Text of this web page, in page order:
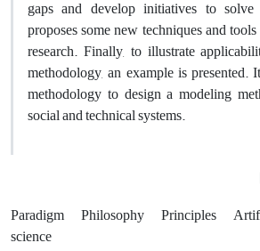
gaps and develop initiatives to
proposes some new techniques and
research. Finally, to illustrate
methodology, an example is presented.
methodology to design a modeling
social and technical systems.
Paradigm Philosophy Principles
science